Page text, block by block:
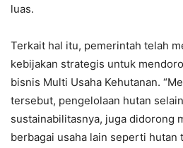
luas.
Terkait hal itu, pemerintah telah
kebijakan strategis untuk
bisnis Multi Usaha Kehutanan.
tersebut, pengelolaan hutan
sustainabilitasnya, juga didorong
berbagai usaha lain seperti hutan